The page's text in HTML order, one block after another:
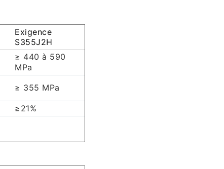
Exigence
S355J2H
≥ 440 à 590
MPa
≥ 355 MPa
≥21%